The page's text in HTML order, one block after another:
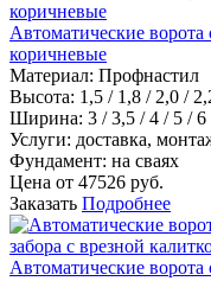
Автоматические
коричневые
Материал: Профнастил
Высота: 1,5 / 1,8 / 2,0 /
Ширина: 3 / 3,5 / 4 / 5 /
Услуги: доставка,
Фундамент: на сваях
Цена от 47526 руб.
Заказать Подробнее
Автоматические